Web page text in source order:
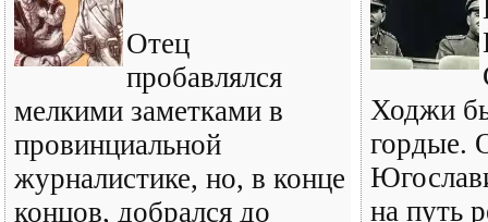
Отец
пробавлялся
мелкими заметками в
провинциальной
журналистике, но, в конце
концов, добрался до
Ходжи
гордые.
на путь